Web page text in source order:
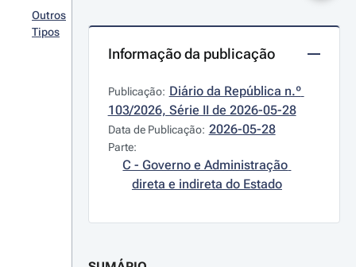
Outros
Tipos
Informação da publicação
Publicação: Diário da República n.º
103/2026, Série II de 2026-05-28
Data de Publicação: 2026-05-28
Parte:
C - Governo e Administração
direta e indireta do Estado